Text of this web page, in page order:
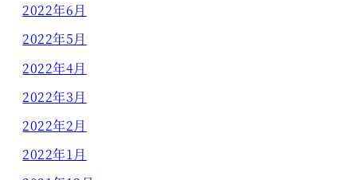
2022年6月
2022年5月
2022年4月
2022年3月
2022年2月
2022年1月